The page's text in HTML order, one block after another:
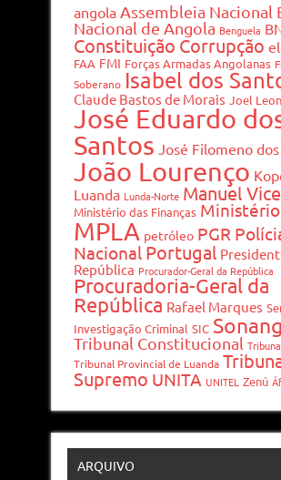
angola Assembleia Nacional
Nacional de Angola Benguela
Constituição Corrupção
FAA FMI Forças Armadas Angolanas
Soberano Isabel dos
Claude Bastos de Morais Joel
José Eduardo
Santos José Filomeno
João Lourenço
Luanda Lunda-Norte Manuel
Ministério das Finanças
MPLA petróleo PGR
Nacional Portugal
República Procurador-Geral da República
Procuradoria-Geral da
República Rafael Marques
Investigação Criminal SIC
Tribunal Constitucional
Tribunal Provincial de Luanda
Supremo UNITA UNITEL Zenú
ARQUIVO